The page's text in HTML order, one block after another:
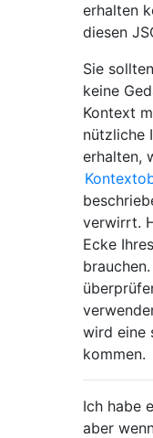
erhalten
diesen
Sie
keine
Kontext
nützliche
erhalten,
verwirrt.
Ecke
wird eine
kommen.
Ich habe
aber